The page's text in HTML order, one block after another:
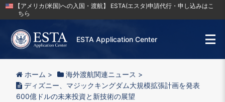
【アメリカ(米国)への入国・渡航】 ESTA(エスタ)申請代行・申し込みはこ
ちら
ESTA Application Center
ホーム > 海外渡航関連ニュース >
ディズニー、マジックキングダム大規模拡張計画を発表
600億ドルの未来投資と新技術の展望